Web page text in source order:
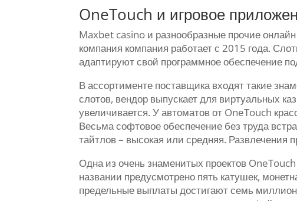
OneTouch и игровое
Maxbet casino и разнообразные прочие
компания компания работает с 2015 года.
адаптируют свой программное обеспечение
В ассортименте поставщика входят такие
слотов, вендор выпускает для виртуальных
увеличивается. У автоматов от OneTouch
Весьма софтовое обеспечение без труда
тайтлов – высокая или средняя. Развлечения
Одна из очень знаменитых проектов
названии предусмотрено пять катушек,
предельные выплаты достигают семь